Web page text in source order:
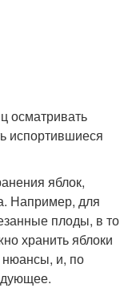
осматривать
испортившиеся
яблок,
Например, для
плоды, в то
хранить яблоки
нюансы, и, по